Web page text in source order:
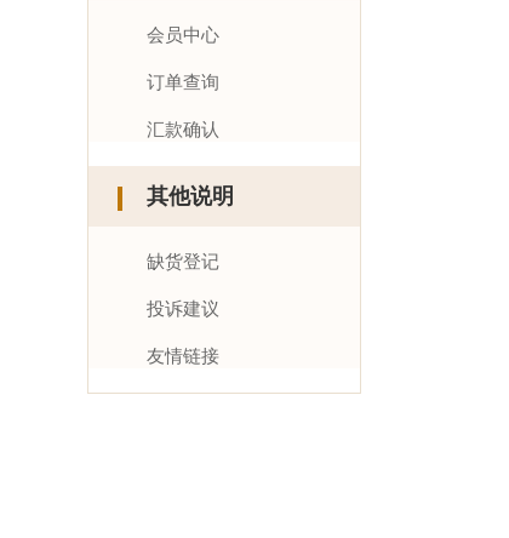
会员中心
订单查询
汇款确认
其他说明
缺货登记
投诉建议
友情链接